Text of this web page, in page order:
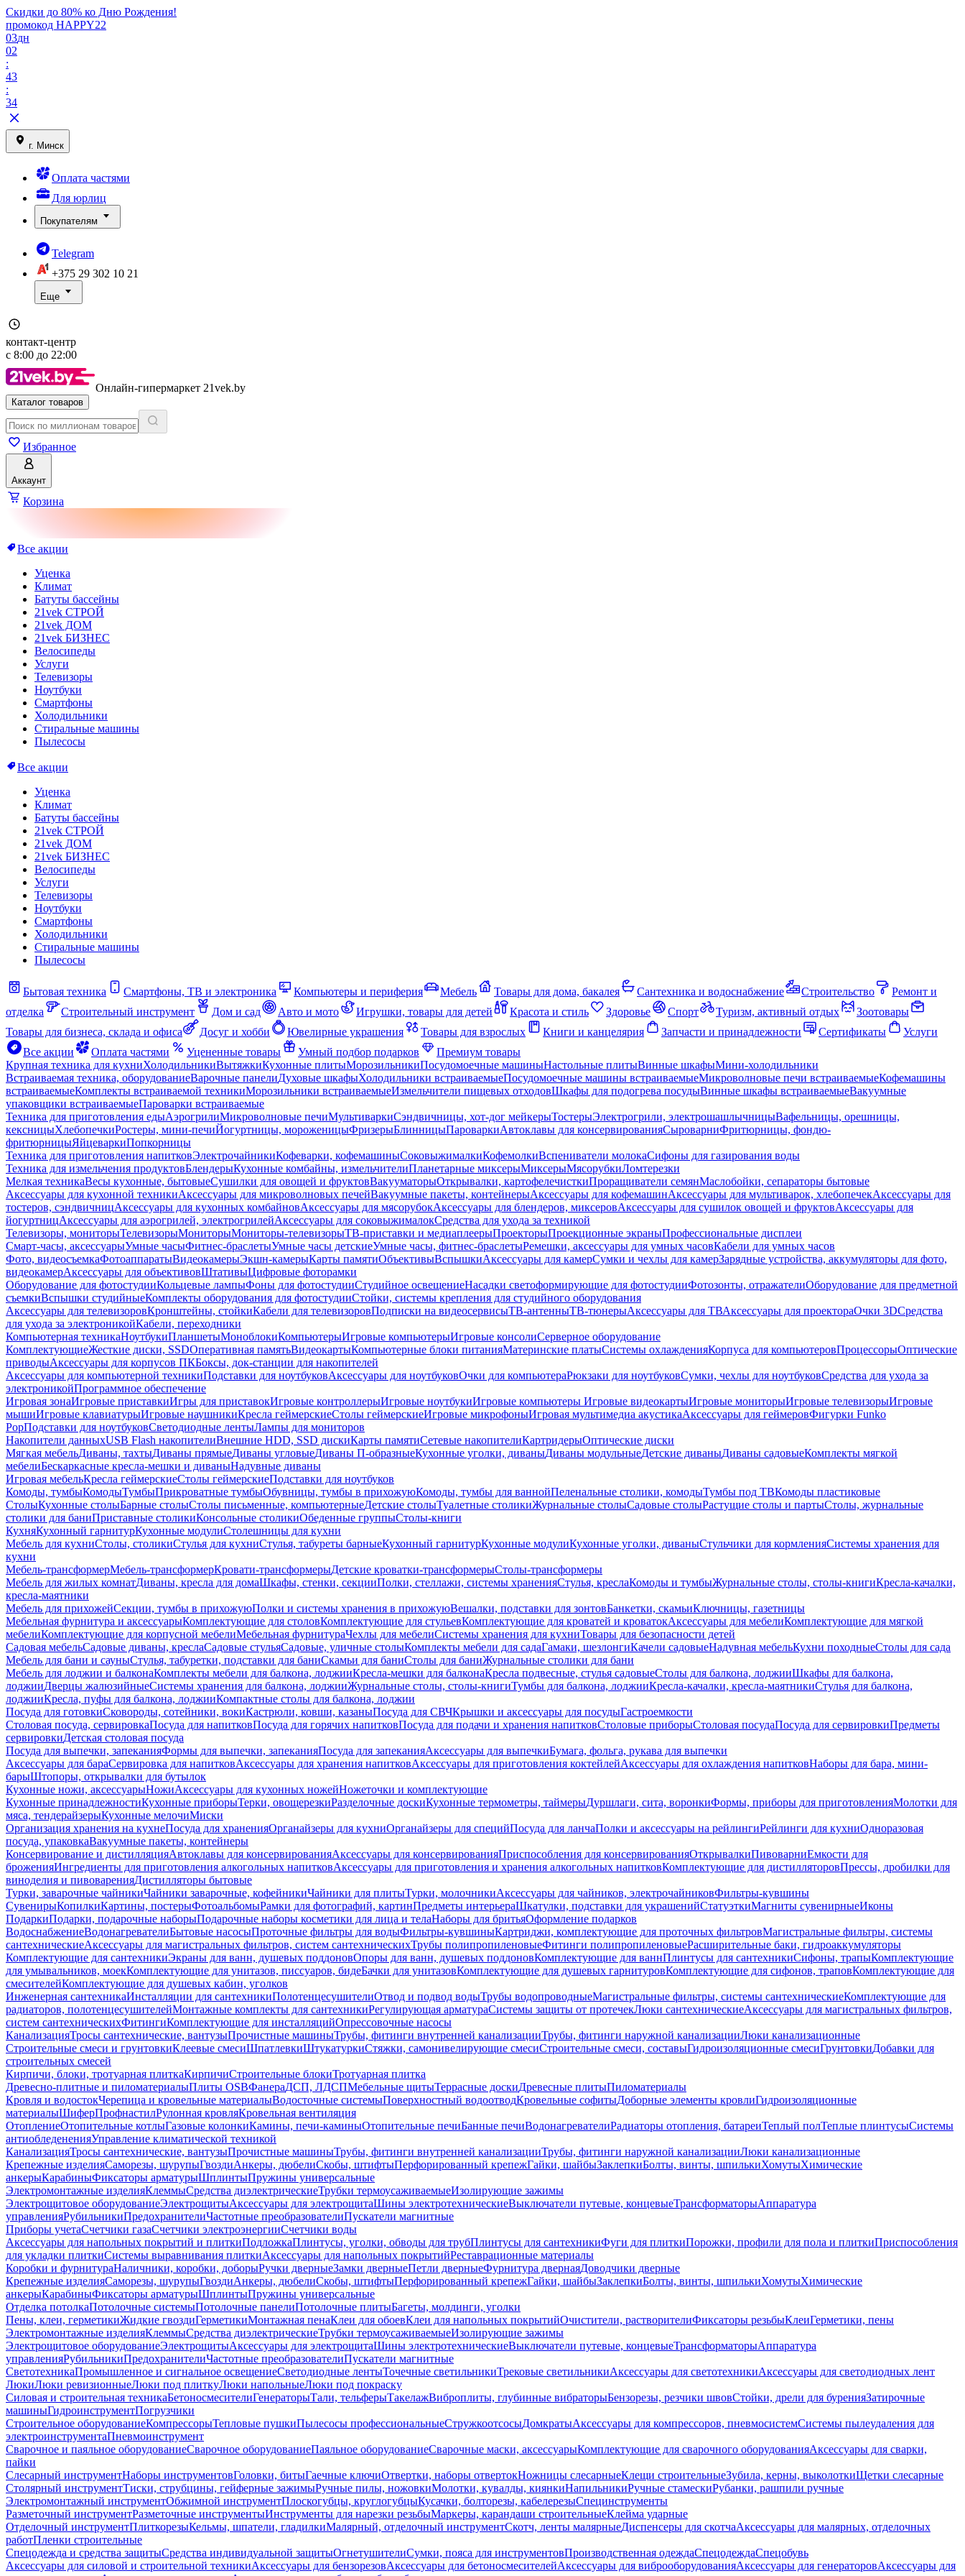
Скидки до 80% ко Дню Рождения!
промокод HAPPY22
03дн
02
:
43
:
34
г. Минск
Оплата частями
Для юрлиц
Покупателям
Telegram
+375 29 302 10 21
Еще
контакт-центр
с 8:00 до 22:00
Онлайн-гипермаркет 21vek.by
Каталог товаров
Избранное
Аккаунт
Корзина
Все акции
Уценка
Климат
Батуты бассейны
21vek СТРОЙ
21vek ДОМ
21vek БИЗНЕС
Велосипеды
Услуги
Телевизоры
Ноутбуки
Смартфоны
Холодильники
Стиральные машины
Пылесосы
Все акции
Уценка
Климат
Батуты бассейны
21vek СТРОЙ
21vek ДОМ
21vek БИЗНЕС
Велосипеды
Услуги
Телевизоры
Ноутбуки
Смартфоны
Холодильники
Стиральные машины
Пылесосы
Бытовая техника Смартфоны, ТВ и электроника Компьютеры и периферия Мебель Товары для дома, бакалея Сантехника и водоснабжение Строительство
Ремонт и
отделка
Строительный инструмент Дом и сад Авто и мото Игрушки, товары для детей Красота и стиль Здоровье Спорт Туризм, активный отдых
Зоотовары
Товары для бизнеса, склада и офиса
Досуг и хобби Ювелирные украшения Товары для взрослых Книги и канцелярия Запчасти и принадлежности Сертификаты
Услуги
Все акции
Оплата частями Уцененные товары Умный подбор подарков
Премиум товары
Крупная техника для кухниХолодильникиВытяжкиКухонные плитыМорозильникиПосудомоечные машиныНастольные плитыВинные шкафыМини-холодильники
Встраиваемая техника, оборудованиеВарочные панелиДуховые шкафыХолодильники встраиваемыеПосудомоечные машины встраиваемыеМикроволновые печи встраиваемыеКофемашины
встраиваемыеКомплекты встраиваемой техникиМорозильники встраиваемыеИзмельчители пищевых отходовШкафы для подогрева посудыВинные шкафы встраиваемыеВакуумные
упаковщики встраиваемыеПароварки встраиваемые
Техника для приготовления едыАэрогрилиМикроволновые печиМультиваркиСэндвичницы, хот-дог мейкерыТостерыЭлектрогрили, электрошашлычницыВафельницы, орешницы,
кексницыХлебопечкиРостеры, мини-печиЙогуртницы, мороженицыФризерыБлинницыПароваркиАвтоклавы для консервированияСыроварниФритюрницы, фондю-
фритюрницыЯйцеваркиПопкорницы
Техника для приготовления напитковЭлектрочайникиКофеварки, кофемашиныСоковыжималкиКофемолкиВспениватели молокаСифоны для газирования воды
Техника для измельчения продуктовБлендерыКухонные комбайны, измельчителиПланетарные миксерыМиксерыМясорубкиЛомтерезки
Мелкая техникаВесы кухонные, бытовыеСушилки для овощей и фруктовВакууматорыОткрывалки, картофелечисткиПроращиватели семянМаслобойки, сепараторы бытовые
Аксессуары для кухонной техникиАксессуары для микроволновых печейВакуумные пакеты, контейнерыАксессуары для кофемашинАксессуары для мультиварок, хлебопечекАксессуары для
тостеров, сэндвичницАксессуары для кухонных комбайновАксессуары для мясорубокАксессуары для блендеров, миксеровАксессуары для сушилок овощей и фруктовАксессуары для
йогуртницАксессуары для аэрогрилей, электрогрилейАксессуары для соковыжималокСредства для ухода за техникой
Телевизоры, мониторыТелевизорыМониторыМониторы-телевизорыТВ-приставки и медиаплеерыПроекторыПроекционные экраныПрофессиональные дисплеи
Смарт-часы, аксессуарыУмные часыФитнес-браслетыУмные часы детскиеУмные часы, фитнес-браслетыРемешки, аксессуары для умных часовКабели для умных часов
Фото, видеосъемкаФотоаппаратыВидеокамерыЭкшн-камерыКарты памятиОбъективыВспышкиАксессуары для камерСумки и чехлы для камерЗарядные устройства, аккумуляторы для фото,
видеокамерАксессуары для объективовШтативыЦифровые фоторамки
Оборудование для фотостудииКольцевые лампыФоны для фотостудииСтудийное освещениеНасадки светоформирующие для фотостудииФотозонты, отражателиОборудование для предметной
съемкиВспышки студийныеКомплекты оборудования для фотостудииСтойки, системы крепления для студийного оборудования
Аксессуары для телевизоровКронштейны, стойкиКабели для телевизоровПодписки на видеосервисыТВ-антенныТВ-тюнерыАксессуары для ТВАксессуары для проектораОчки 3DСредства
для ухода за электроникойКабели, переходники
Компьютерная техникаНоутбукиПланшетыМоноблокиКомпьютерыИгровые компьютерыИгровые консолиСерверное оборудование
КомплектующиеЖесткие диски, SSDОперативная памятьВидеокартыКомпьютерные блоки питанияМатеринские платыСистемы охлажденияКорпуса для компьютеровПроцессорыОптические
приводыАксессуары для корпусов ПКБоксы, док-станции для накопителей
Аксессуары для компьютерной техникиПодставки для ноутбуковАксессуары для ноутбуковОчки для компьютераРюкзаки для ноутбуковСумки, чехлы для ноутбуковСредства для ухода за
электроникойПрограммное обеспечение
Игровая зонаИгровые приставкиИгры для приставокИгровые контроллерыИгровые ноутбукиИгровые компьютеры Игровые видеокартыИгровые мониторыИгровые телевизорыИгровые
мышиИгровые клавиатурыИгровые наушникиКресла геймерскиеСтолы геймерскиеИгровые микрофоныИгровая мультимедиа акустикаАксессуары для геймеровФигурки Funko
PopПодставки для ноутбуковСветодиодные лентыЛампы для мониторов
Накопители данныхUSB Flash накопителиВнешние HDD, SSD дискиКарты памятиСетевые накопителиКартридерыОптические диски
Мягкая мебельДиваны, тахтыДиваны прямыеДиваны угловыеДиваны П-образныеКухонные уголки, диваныДиваны модульныеДетские диваныДиваны садовыеКомплекты мягкой
мебелиБескаркасные кресла-мешки и диваныНадувные диваны
Игровая мебельКресла геймерскиеСтолы геймерскиеПодставки для ноутбуков
Комоды, тумбыКомодыТумбыПрикроватные тумбыОбувницы, тумбы в прихожуюКомоды, тумбы для ваннойПеленальные столики, комодыТумбы под ТВКомоды пластиковые
СтолыКухонные столыБарные столыСтолы письменные, компьютерныеДетские столыТуалетные столикиЖурнальные столыСадовые столыРастущие столы и партыСтолы, журнальные
столики для баниПриставные столикиКонсольные столикиОбеденные группыСтолы-книги
КухняКухонный гарнитурКухонные модулиСтолешницы для кухни
Мебель для кухниСтолы, столикиСтулья для кухниСтулья, табуреты барныеКухонный гарнитурКухонные модулиКухонные уголки, диваныСтульчики для кормленияСистемы хранения для
кухни
Мебель-трансформерМебель-трансформерКровати-трансформерыДетские кроватки-трансформерыСтолы-трансформеры
Мебель для жилых комнатДиваны, кресла для домаШкафы, стенки, секцииПолки, стеллажи, системы храненияСтулья, креслаКомоды и тумбыЖурнальные столы, столы-книгиКресла-качалки,
кресла-маятники
Мебель для прихожейСекции, тумбы в прихожуюПолки и системы хранения в прихожуюВешалки, подставки для зонтовБанкетки, скамьиКлючницы, газетницы
Мебельная фурнитура и аксессуарыКомплектующие для столовКомплектующие для стульевКомплектующие для кроватей и кроватокАксессуары для мебелиКомплектующие для мягкой
мебелиКомплектующие для корпусной мебелиМебельная фурнитураЧехлы для мебелиСистемы хранения для кухниТовары для безопасности детей
Садовая мебельСадовые диваны, креслаСадовые стульяСадовые, уличные столыКомплекты мебели для садаГамаки, шезлонгиКачели садовыеНадувная мебельКухни походныеСтолы для сада
Мебель для бани и сауныСтулья, табуретки, подставки для баниСкамьи для баниСтолы для баниЖурнальные столики для бани
Мебель для лоджии и балконаКомплекты мебели для балкона, лоджииКресла-мешки для балконаКресла подвесные, стулья садовыеСтолы для балкона, лоджииШкафы для балкона,
лоджииДверцы жалюзийныеСистемы хранения для балкона, лоджииЖурнальные столы, столы-книгиТумбы для балкона, лоджииКресла-качалки, кресла-маятникиСтулья для балкона,
лоджииКресла, пуфы для балкона, лоджииКомпактные столы для балкона, лоджии
Посуда для готовкиСковороды, сотейники, вокиКастрюли, ковши, казаныПосуда для СВЧКрышки и аксессуары для посудыГастроемкости
Столовая посуда, сервировкаПосуда для напитковПосуда для горячих напитковПосуда для подачи и хранения напитковСтоловые приборыСтоловая посудаПосуда для сервировкиПредметы
сервировкиДетская столовая посуда
Посуда для выпечки, запеканияФормы для выпечки, запеканияПосуда для запеканияАксессуары для выпечкиБумага, фольга, рукава для выпечки
Аксессуары для бараСервировка для напитковАксессуары для хранения напитковАксессуары для приготовления коктейлейАксессуары для охлаждения напитковНаборы для бара, мини-
барыШтопоры, открывалки для бутылок
Кухонные ножи, аксессуарыНожиАксессуары для кухонных ножейНожеточки и комплектующие
Кухонные принадлежностиКухонные приборыТерки, овощерезкиРазделочные доскиКухонные термометры, таймерыДуршлаги, сита, воронкиФормы, приборы для приготовленияМолотки для
мяса, тендерайзерыКухонные мелочиМиски
Организация хранения на кухнеПосуда для храненияОрганайзеры для кухниОрганайзеры для специйПосуда для ланчаПолки и аксессуары на рейлингиРейлинги для кухниОдноразовая
посуда, упаковкаВакуумные пакеты, контейнеры
Консервирование и дистилляцияАвтоклавы для консервированияАксессуары для консервированияПриспособления для консервированияОткрывалкиПивоварниЕмкости для
броженияИнгредиенты для приготовления алкогольных напитковАксессуары для приготовления и хранения алкогольных напитковКомплектующие для дистилляторовПрессы, дробилки для
виноделия и пивоваренияДистилляторы бытовые
Турки, заварочные чайникиЧайники заварочные, кофейникиЧайники для плитыТурки, молочникиАксессуары для чайников, электрочайниковФильтры-кувшины
СувенирыКопилкиКартины, постерыФотоальбомыРамки для фотографий, картинПредметы интерьераШкатулки, подставки для украшенийСтатуэткиМагниты сувенирныеИконы
ПодаркиПодарки, подарочные наборыПодарочные наборы косметики для лица и телаНаборы для бритьяОформление подарков
ВодоснабжениеВодонагревателиБытовые насосыПроточные фильтры для водыФильтры-кувшиныКартриджи, комплектующие для проточных фильтровМагистральные фильтры, системы
сантехническиеАксессуары для магистральных фильтров, систем сантехническихТрубы полипропиленовыеФитинги полипропиленовыеРасширительные баки, гидроаккумуляторы
Комплектующие для сантехникиЭкраны для ванн, душевых поддоновОпоры для ванн, душевых поддоновКомплектующие для ваннПлинтусы для сантехникиСифоны, трапыКомплектующие
для умывальников, моекКомплектующие для унитазов, писсуаров, бидеБачки для унитазовКомплектующие для душевых гарнитуровКомплектующие для сифонов, траповКомплектующие для
смесителейКомплектующие для душевых кабин, уголков
Инженерная сантехникаИнсталляции для сантехникиПолотенцесушителиОтвод и подвод водыТрубы водопроводныеМагистральные фильтры, системы сантехническиеКомплектующие для
радиаторов, полотенцесушителейМонтажные комплекты для сантехникиРегулирующая арматураСистемы защиты от протечекЛюки сантехническиеАксессуары для магистральных фильтров,
систем сантехническихФитингиКомплектующие для инсталляцийОпрессовочные насосы
КанализацияТросы сантехнические, вантузыПрочистные машиныТрубы, фитинги внутренней канализацииТрубы, фитинги наружной канализацииЛюки канализационные
Строительные смеси и грунтовкиКлеевые смесиШпатлевкиШтукатуркиСтяжки, самонивелирующие смесиСтроительные смеси, составыГидроизоляционные смесиГрунтовкиДобавки для
строительных смесей
Кирпичи, блоки, тротуарная плиткаКирпичиСтроительные блокиТротуарная плитка
Древесно-плитные и пиломатериалыПлиты OSBФанераДСП, ЛДСПМебельные щитыТеррасные доскиДревесные плитыПиломатериалы
Кровля и водостокЧерепица и кровельные материалыВодосточные системыПоверхностный водоотводКровельные софитыДоборные элементы кровлиГидроизоляционные
материалыШиферПрофнастилРулонная кровляКровельная вентиляция
ОтоплениеОтопительные котлыГазовые колонкиКамины, печи-каминыОтопительные печиБанные печиВодонагревателиРадиаторы отопления, батареиТеплый полТеплые плинтусыСистемы
антиобледененияУправление климатической техникой
КанализацияТросы сантехнические, вантузыПрочистные машиныТрубы, фитинги внутренней канализацииТрубы, фитинги наружной канализацииЛюки канализационные
Крепежные изделияСаморезы, шурупыГвоздиАнкеры, дюбелиСкобы, штифтыПерфорированный крепежГайки, шайбыЗаклепкиБолты, винты, шпилькиХомутыХимические
анкерыКарабиныФиксаторы арматурыШплинтыПружины универсальные
Электромонтажные изделияКлеммыСредства диэлектрическиеТрубки термоусаживаемыеИзолирующие зажимы
Электрощитовое оборудованиеЭлектрощитыАксессуары для электрощитаШины электротехническиеВыключатели путевые, концевыеТрансформаторыАппаратура
управленияРубильникиПредохранителиЧастотные преобразователиПускатели магнитные
Приборы учетаСчетчики газаСчетчики электроэнергииСчетчики воды
Аксессуары для напольных покрытий и плиткиПодложкаПлинтусы, уголки, обводы для трубПлинтусы для сантехникиФуги для плиткиПорожки, профили для пола и плиткиПриспособления
для укладки плиткиСистемы выравнивания плиткиАксессуары для напольных покрытийРеставрационные материалы
Коробки и фурнитураНаличники, коробки, доборыРучки дверныеЗамки дверныеПетли дверныеФурнитура двернаяДоводчики дверные
Крепежные изделияСаморезы, шурупыГвоздиАнкеры, дюбелиСкобы, штифтыПерфорированный крепежГайки, шайбыЗаклепкиБолты, винты, шпилькиХомутыХимические
анкерыКарабиныФиксаторы арматурыШплинтыПружины универсальные
Отделка потолкаПотолочные системыПотолочные панелиПотолочные плитыБагеты, молдинги, уголки
Пены, клеи, герметикиЖидкие гвоздиГерметикиМонтажная пенаКлеи для обоевКлеи для напольных покрытийОчистители, растворителиФиксаторы резьбыКлеиГерметики, пены
Электромонтажные изделияКлеммыСредства диэлектрическиеТрубки термоусаживаемыеИзолирующие зажимы
Электрощитовое оборудованиеЭлектрощитыАксессуары для электрощитаШины электротехническиеВыключатели путевые, концевыеТрансформаторыАппаратура
управленияРубильникиПредохранителиЧастотные преобразователиПускатели магнитные
СветотехникаПромышленное и сигнальное освещениеСветодиодные лентыТочечные светильникиТрековые светильникиАксессуары для светотехникиАксессуары для светодиодных лент
ЛюкиЛюки ревизионныеЛюки под плиткуЛюки напольныеЛюки под покраску
Силовая и строительная техникаБетоносмесителиГенераторыТали, тельферыТакелажВиброплиты, глубинные вибраторыБензорезы, резчики швовСтойки, дрели для буренияЗатирочные
машиныГидроинструментПогрузчики
Строительное оборудованиеКомпрессорыТепловые пушкиПылесосы профессиональныеСтружкоотсосыДомкратыАксессуары для компрессоров, пневмосистемСистемы пылеудаления для
электроинструментаПневмоинструмент
Сварочное и паяльное оборудованиеСварочное оборудованиеПаяльное оборудованиеСварочные маски, аксессуарыКомплектующие для сварочного оборудованияАксессуары для сварки,
пайки
Слесарный инструментНаборы инструментовГоловки, битыГаечные ключиОтвертки, наборы отвертокНожницы слесарныеКлещи строительныеЗубила, керны, выколоткиЩетки слесарные
Столярный инструментТиски, струбцины, гейферные зажимыРучные пилы, ножовкиМолотки, кувалды, киянкиНапильникиРучные стамескиРубанки, рашпили ручные
Электромонтажный инструментОбжимной инструментПлоскогубцы, круглогубцыКусачки, болторезы, кабелерезыСпецинструменты
Разметочный инструментРазметочные инструментыИнструменты для нарезки резьбыМаркеры, карандаши строительныеКлейма ударные
Отделочный инструментПлиткорезыКельмы, шпатели, гладилкиМалярный, отделочный инструментСкотч, ленты малярныеДиспенсеры для скотчаАксессуары для малярных, отделочных
работПленки строительные
Спецодежда и средства защитыСредства индивидуальной защитыОгнетушителиСумки, пояса для инструментовПроизводственная одеждаСпецодеждаСпецобувь
Аксессуары для силовой и строительной техникиАксессуары для бензорезовАксессуары для бетоносмесителейАксессуары для виброоборудованияАксессуары для генераторовАксессуары для